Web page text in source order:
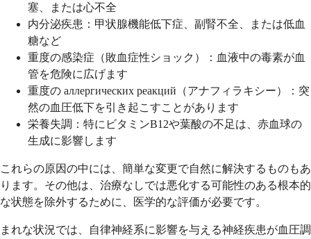
塞、または心不全
内分泌疾患：甲状腺機能低下症、副腎不全、または低血
糖など
重度の感染症（敗血症性ショック）：血液中の毒素が血
管を危険に広げます
重度の аллергических реакций（アナフィラキシー）：突
然の血圧低下を引き起こすことがあります
栄養失調：特にビタミンB12や葉酸の不足は、赤血球の
生成に影響します
これらの原因の中には、簡単な変更で自然に解決するものもあ
ります。その他は、治療なしでは悪化する可能性のある根本的
な状態を除外するために、医学的な評価が必要です。
まれな状況では、自律神経系に影響を与える神経疾患が血圧調